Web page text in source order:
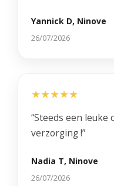
Yannick D, Ninove
26/07/2026
★★★★★
“Steeds een leuke
verzorging !”
Nadia T, Ninove
26/07/2026